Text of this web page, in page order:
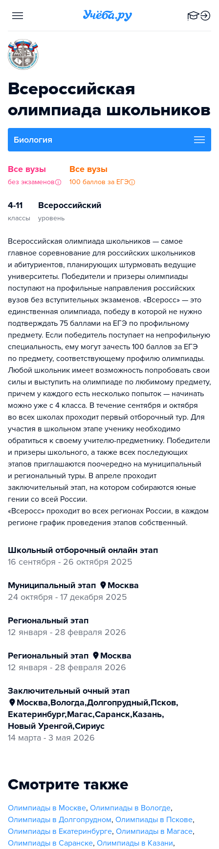
Всероссийская
олимпиада школьников
Биология
Все вузы
без экзаменов
Все вузы
100 баллов за ЕГЭ
4-11
классы
Всероссийский
уровень
Всероссийская олимпиада школьников — самое
главное соревнование для российских школьников
и абитуриентов, планирующих штурмовать ведущие
университеты. Победители и призеры олимпиады
поступают на профильные направления российских
вузов без вступительных экзаменов. «Всеросс» — это
единственная олимпиада, победу в которой не нужно
подтверждать 75 баллами на ЕГЭ по профильному
предмету. Если победитель поступает на непрофильную
специальность, ему могут зачесть 100 баллов за ЕГЭ
по предмету, соответствующему профилю олимпиады.
Любой школьник имеет возможность попробовать свои
силы и выступить на олимпиаде по любимому предмету,
причем у каждого есть несколько попыток — начинать
можно уже с 4 класса. В течение сентября и октября
во всех школах проходит первый отборочный тур. Для
участия в школьном этапе ученику необходимо
обратиться к своему учителю-предметнику. Победители
и призеры школьного, а также всех последующих
этапов приглашаются поочередно на муниципальный
и региональный туры. В апреле проходит
заключительный этап, на котором собираются юные
гении со всей России.
«Всеросс» проходит во всех регионах России, в каждом
регионе график проведения этапов собственный.
Школьный отборочный онлайн этап
16 сентября - 26 октября 2025
муниципальный этап
Москва
24 октября - 17 декабря 2025
Региональный этап
12 января - 28 февраля 2026
региональный этап
Москва
12 января - 28 февраля 2026
заключительный очный этап
Москва,Вологда,Долгопрудный,Псков,
Екатеринбург,Магас,Саранск,Казань,
Новый Уренгой,Сириус
14 марта - 3 мая 2026
Смотрите также
Олимпиады в Москве, Олимпиады в Вологде,
Олимпиады в Долгопрудном, Олимпиады в Пскове,
Олимпиады в Екатеринбурге, Олимпиады в Магасе,
Олимпиады в Саранске, Олимпиады в Казани,